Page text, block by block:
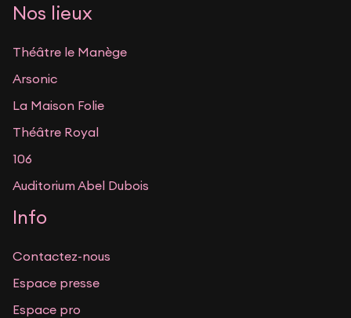
Nos lieux
Théâtre le Manège
Arsonic
La Maison Folie
Théâtre Royal
106
Auditorium Abel Dubois
Info
Contactez-nous
Espace presse
Espace pro